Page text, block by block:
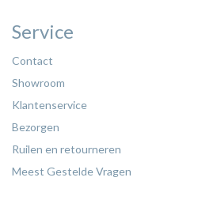
Service
Contact
Showroom
Klantenservice
Bezorgen
Ruilen en retourneren
Meest Gestelde Vragen